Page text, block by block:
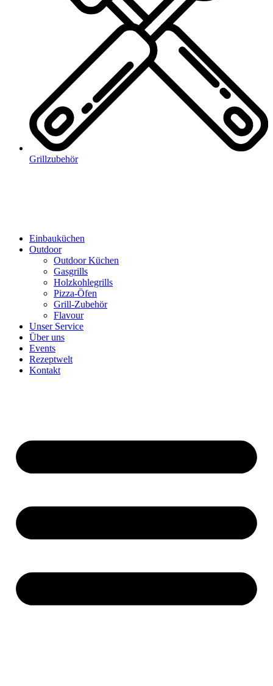
Grillzubehör
Einbauküchen
Outdoor
Outdoor Küchen
Gasgrills
Holzkohlegrills
Pizza-Öfen
Grill-Zubehör
Flavour
Unser Service
Über uns
Events
Rezeptwelt
Kontakt